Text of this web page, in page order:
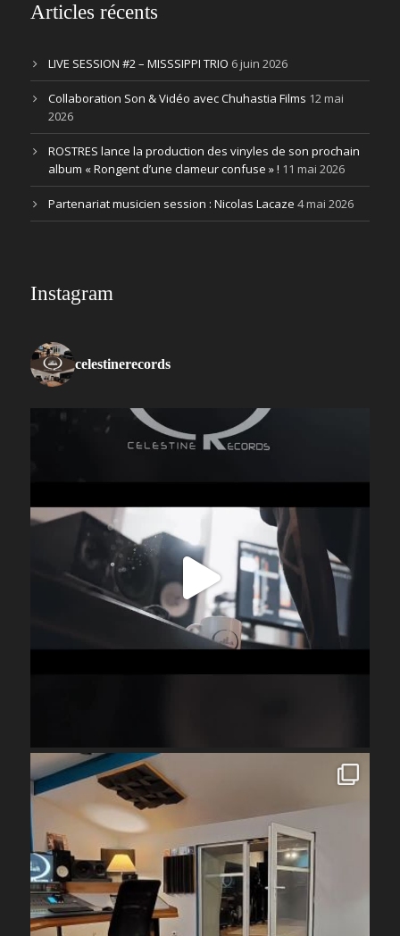
Articles récents
LIVE SESSION #2 – MISSSIPPI TRIO 6 juin 2026
Collaboration Son & Vidéo avec Chuhastia Films 12 mai
2026
ROSTRES lance la production des vinyles de son prochain
album « Rongent d’une clameur confuse » ! 11 mai 2026
Partenariat musicien session : Nicolas Lacaze 4 mai 2026
Instagram
celestinerecords